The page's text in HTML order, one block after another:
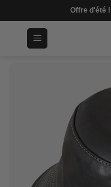
au
contenu
Offre d'été !